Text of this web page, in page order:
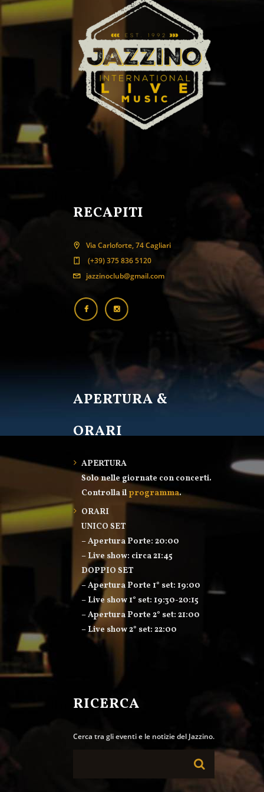
RECAPITI
Via Carloforte, 74 Cagliari
(+39) 375 836 5120
jazzinoclub@gmail.com
APERTURA &
ORARI
APERTURA
Solo nelle giornate con concerti.
Controlla il programma.
ORARI
UNICO SET
– Apertura Porte: 20:00
– Live show: circa 21:45
DOPPIO SET
– Apertura Porte 1° set: 19:00
– Live show 1° set: 19:30-20:15
– Apertura Porte 2° set: 21:00
– Live show 2° set: 22:00
RICERCA
Cerca tra gli eventi e le notizie del Jazzino.